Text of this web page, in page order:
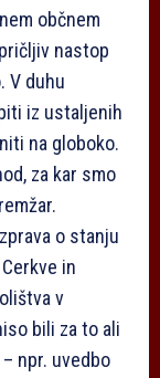
občnem
nastop
V duhu
iz ustaljenih
na globoko.
za kar smo
o stanju
in
v
bili za to ali
npr. uvedbo